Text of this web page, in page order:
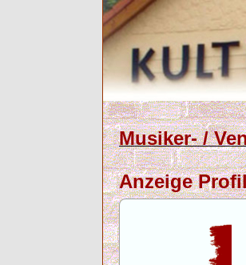
Musiker- /
Anzeige